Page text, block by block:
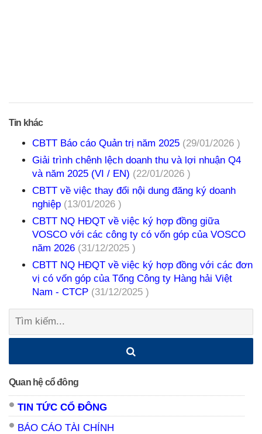
Tin khác
CBTT Báo cáo Quản trị năm 2025 (29/01/2026 )
Giải trình chênh lệch doanh thu và lợi nhuận Q4
và năm 2025 (VI / EN) (22/01/2026 )
CBTT về việc thay đổi nội dung đăng ký doanh
nghiệp (13/01/2026 )
CBTT NQ HĐQT về việc ký hợp đồng giữa
VOSCO với các công ty có vốn góp của VOSCO
năm 2026 (31/12/2025 )
CBTT NQ HĐQT về việc ký hợp đồng với các đơn
vị có vốn góp của Tổng Công ty Hàng hải Việt
Nam - CTCP (31/12/2025 )
Tìm
Quan hệ cổ đông
TIN TỨC CỔ ĐÔNG
BÁO CÁO TÀI CHÍNH